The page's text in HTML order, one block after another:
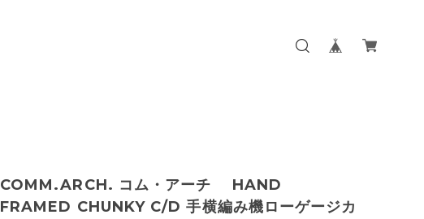
COMM.ARCH. コム・アーチ HAND
FRAMED CHUNKY C/D 手横編み機ローゲージカ